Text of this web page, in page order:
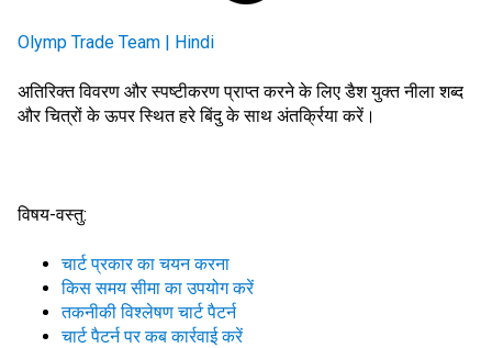
Olymp Trade Team | Hindi
अतिरिक्त विवरण और स्पष्टीकरण प्राप्त करने के लिएडैश युक्त नीला शब्द
और चित्रों के ऊपर स्थित हरे बिंदुके साथ अंतर्क्रिया करें।
विषय-वस्तु:
चार्ट प्रकार का चयन करना
किस समय सीमा का उपयोग करें
तकनीकी विश्लेषण चार्ट पैटर्न
चार्ट पैटर्न पर कब कार्रवाई करें